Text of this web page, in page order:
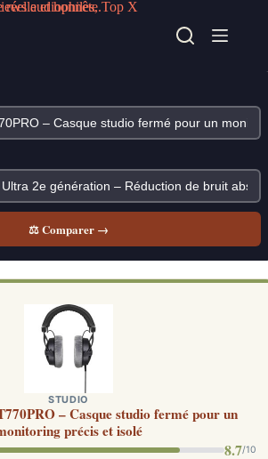
⚖ Comparer →
STUDIO
– Casque studio fermé pour un
précis et isolé
8.7/10